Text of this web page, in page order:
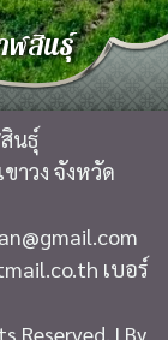
ฬสินธุ์
นธุ์
าวง จังหวัด
เบอร์
Reserved. | By